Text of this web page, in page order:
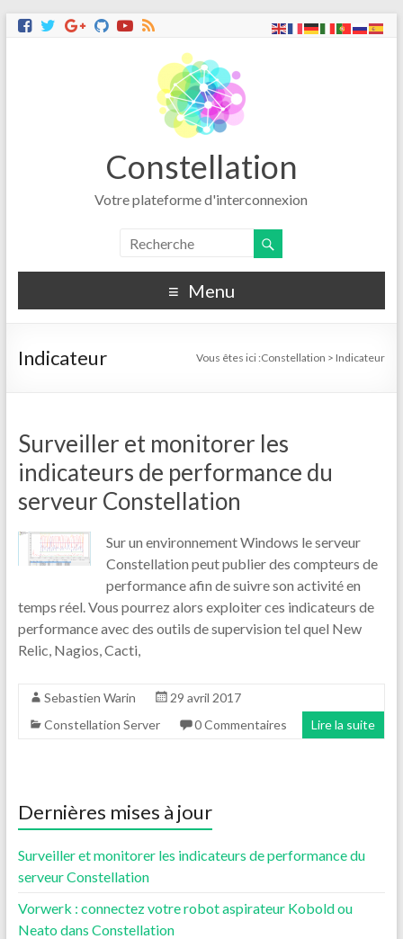
Constellation
Votre plateforme d'interconnexion
Menu
Indicateur Vous êtes ici :Constellation > Indicateur
Surveiller et monitorer les
indicateurs de performance du
serveur Constellation
Sur un environnement Windows le serveur
Constellation peut publier des compteurs de
performance afin de suivre son activité en
temps réel. Vous pourrez alors exploiter ces indicateurs de
performance avec des outils de supervision tel quel New
Relic, Nagios, Cacti,
Sebastien Warin
29 avril 2017
Constellation Server
0 Commentaires Lire la suite
Dernières mises à jour
Surveiller et monitorer les indicateurs de performance du
serveur Constellation
Vorwerk : connectez votre robot aspirateur Kobold ou
Neato dans Constellation